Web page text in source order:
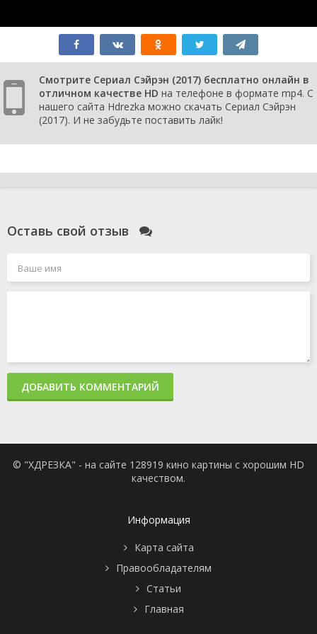
Смотрите Сериал Сэйрэн (2017) бесплатно онлайн в
отличном качестве HD на телефоне в формате mp4. С
нашего сайта Hdrezka можно скачать Сериал Сэйрэн
(2017). И не забудьте поставить лайк!
Оставь свой отзыв
ДОБАВИТЬ КОММЕНТАРИЙ
© "ХДРЕЗКА" - на сайте 128919 кино картины с хорошим HD
качеством.
Информация
Карта сайта
Правообладателям
Статьи
Главная